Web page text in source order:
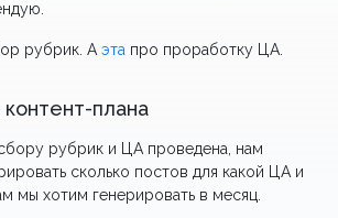
рубрик. Аэта про проработку ЦА.
плана
рубрик и ЦА проведена, нам
сколько постов для какой ЦА и
мы хотим генерировать в месяц.